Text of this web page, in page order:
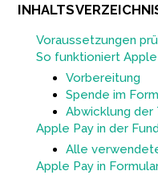
Voraussetzungen
So funktioniert
Vorbereitung
Spende im
Abwicklung der
Apple Pay in der
Alle
Apple Pay in